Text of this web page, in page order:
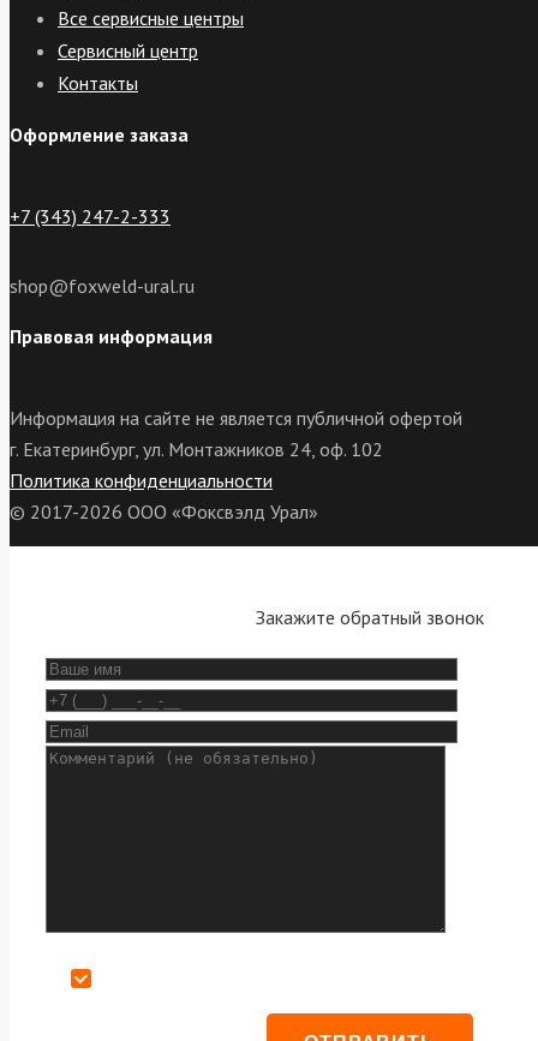
Все сервисные центры
Сервисный центр
Контакты
Оформление заказа
+7 (343) 247-2-333
shop@foxweld-ural.ru
Правовая информация
Информация на сайте не является публичной офертой
г. Екатеринбург, ул. Монтажников 24, оф. 102
Политика конфиденциальности
© 2017-2026 ООО «Фоксвэлд Урал»
Закажите обратный звонок